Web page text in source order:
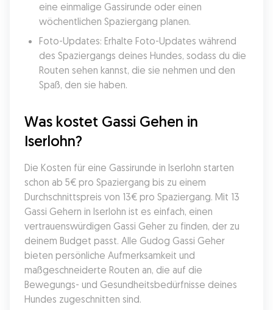
eine einmalige Gassirunde oder einen
wöchentlichen Spaziergang planen.
Foto-Updates: Erhalte Foto-Updates während
des Spaziergangs deines Hundes, sodass du die
Routen sehen kannst, die sie nehmen und den
Spaß, den sie haben.
Was kostet Gassi Gehen in
Iserlohn?
Die Kosten für eine Gassirunde in Iserlohn starten
schon ab 5€ pro Spaziergang bis zu einem
Durchschnittspreis von 13€ pro Spaziergang. Mit 13
Gassi Gehern in Iserlohn ist es einfach, einen
vertrauenswürdigen Gassi Geher zu finden, der zu
deinem Budget passt. Alle Gudog Gassi Geher
bieten persönliche Aufmerksamkeit und
maßgeschneiderte Routen an, die auf die
Bewegungs- und Gesundheitsbedürfnisse deines
Hundes zugeschnitten sind.